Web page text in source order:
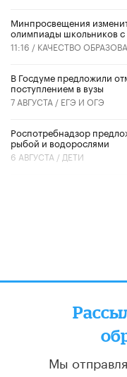
Минпросвещения
олимпиады школьников с
11:16 / КАЧЕСТВО
В Госдуме предложили
поступлением в вузы
7 АВГУСТА / ЕГЭ И ОГЭ
Роспотребнадзор
рыбой и водорослями
6 АВГУСТА / ДЕТИ
Мы